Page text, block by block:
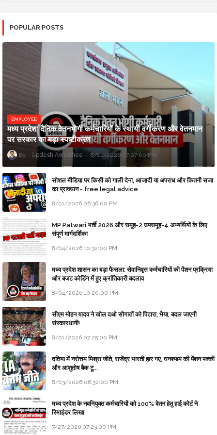
POPULAR POSTS
EMPLOYEE
मध्य प्रदेश: दैनिक वेतनभोगी कर्मचारियों के स्थायी वर्गीकरण और वेतनमान
पर सरकार का बड़ा स्पष्टीकरण
Updesh Awasthee 8/01/2026 07:07:00 PM
सोशल मीडिया पर किसी को गाली देना, आजादी या अपराध और कितनी सजा
का प्रावधान - free legal advice
8/01/2026 06:36:00 PM
MP Patwari भर्ती 2026 और समूह-2 उपसमूह-4 अभ्यर्थियों के लिए
संपूर्ण मार्गदर्शिका
8/04/2026 10:32:00 PM
मध्य प्रदेश शासन का बड़ा फैसला: सेवानिवृत्त कर्मचारियों की पेंशन प्रक्रिया
और बजट कोडिंग में हुए क्रांतिकारी बदलाव
8/04/2026 10:20:00 PM
सीएम मोहन यादव ने खोल दओ सौगातों को पिटारा, भैया, बदल जाएगी
संस्कारधानी!
8/01/2026 07:25:00 PM
दतिया में नरोत्तम मिश्रा जीते, राजेंद्र भारती हार गए, घनश्याम की पेंशन पक्की
और आशुतोष बैक टू...
8/03/2026 06:32:00 PM
मध्य प्रदेश के नवनियुक्त कर्मचारियों को 100% वेतन हेतु हाई कोर्ट ने
रिमाइंडर लिखा
7/27/2026 07:23:00 PM